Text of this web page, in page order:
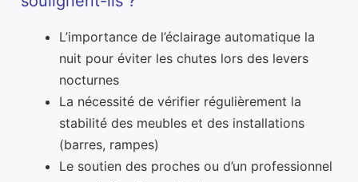
L’importance de l’éclairage automatique la
nuit pour éviter les chutes lors des levers
nocturnes
La nécessité de vérifier régulièrement la
stabilité des meubles et des installations
(barres, rampes)
Le soutien des proches ou d’un professionnel